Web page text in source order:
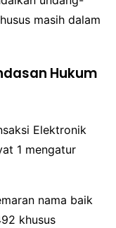
masih dalam
Hukum
Elektronik
1 mengatur
nama baik
khusus